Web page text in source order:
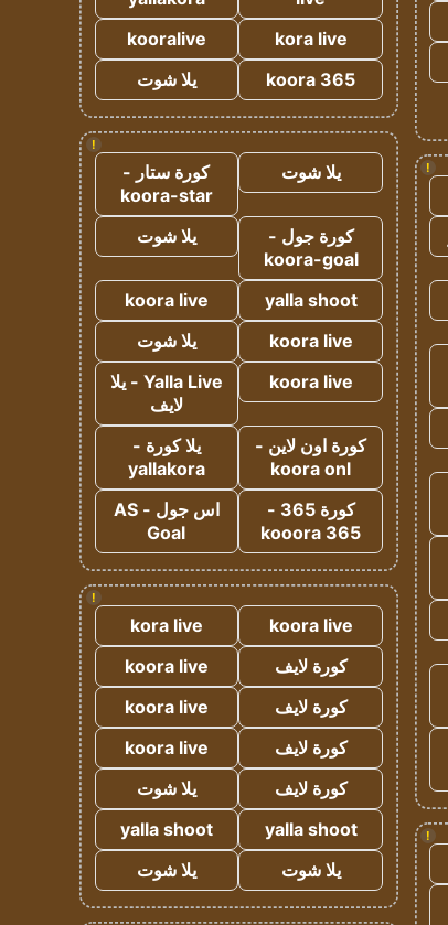
!
!
kora live
kooralive
koora 365
يلا شوت
!
يلا شوت
كورة ستار -
koora-star
كورة جول -
koora-goal
يلا شوت
yalla shoot
koora live
koora live
يلا شوت
koora live
Yalla Live - يلا
لايف
كورة اون لاين -
koora onl
يلا كورة -
yallakora
كورة 365 -
kooora 365
اس جول - AS
Goal
!
koora live
kora live
كورة لايف
koora live
كورة لايف
koora live
كورة لايف
koora live
كورة لايف
يلا شوت
yalla shoot
yalla shoot
يلا شوت
يلا شوت